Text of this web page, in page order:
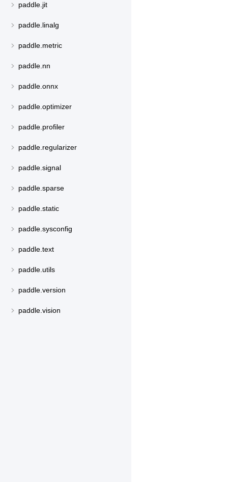
paddle.jit
paddle.linalg
paddle.metric
paddle.nn
paddle.onnx
paddle.optimizer
paddle.profiler
paddle.regularizer
paddle.signal
paddle.sparse
paddle.static
paddle.sysconfig
paddle.text
paddle.utils
paddle.version
paddle.vision